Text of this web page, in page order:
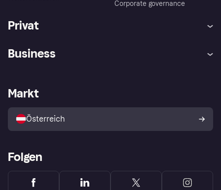
Corporate governance
Privat
Shops entdecken
Business
Händlerportal
Markt
Österreich
Folgen